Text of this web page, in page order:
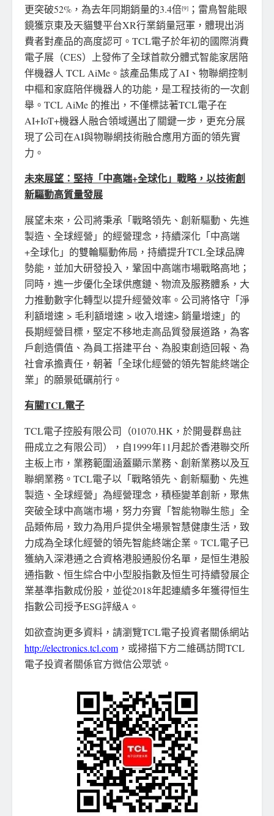
更突破52%，為去年同期銷量的3.4倍[9] ；雷鳥智能眼
鏡獲京東及天貓雙平台XR行業銷量冠軍，體現出消
費者對產品的高度認可。TCL電子於年初的國際消費
電子展（CES）上發佈了全球首款分體式智能家居陪
伴機器人 TCL AiMe。該產品集成了AI、物聯網控制
中樞和家庭陪伴機器人的功能，是工程技術的一次創
舉。TCL AiMe 的推出，不僅標誌著TCL電子在
AI+IoT+機器人融合領域邁出了關鍵一步，更充分展
現了公司在AI與物聯網技術融合應用方面的領先實
力。
未來展望：堅持「中高端+全球化」戰略，以技術創
新驅動高質量發展
展望未來，公司將秉承「戰略領先、創新驅動、先進
製造、全球經營」的經營理念，持續深化「中高端
+全球化」的雙輪驅動佈局，持續提升TCL全球品牌
勢能，並加大研發投入，鞏固中高端市場戰略高地；
同時，進一步優化全球供應鏈、物流及服務體系，大
力推動數字化轉型以提升經營效率。公司將恪守「淨
利額增速 > 毛利額增速 > 收入增速> 銷量增速」的
長期經營目標，堅定不移地走高品質發展道路，為客
戶創造價值、為員工搭建平台、為股東創造回報、為
社會承擔責任，朝著「全球化經營的領先智能終端企
業」的願景砥礪前行。
有關TCL電子
TCL電子控股有限公司（01070.HK，於開曼群島註
冊成立之有限公司），自1999年11月起於香港聯交所
主板上市，業務範圍涵蓋顯示業務、創新業務以及互
聯網業務。TCL電子以「戰略領先、創新驅動、先進
製造、全球經營」為經營理念，積極變革創新，聚焦
突破全球中高端市場，努力夯實「智能物聯生態」全
品類佈局，致力為用戶提供全場景智慧健康生活，致
力成為全球化經營的領先智能終端企業。TCL電子已
獲納入深港通之合資格港股通股份名單，是恒生港股
通指數、恒生綜合中小型股指數及恒生可持續發展企
業基準指數成份股，並從2018年起連續多年獲得恒生
指數公司授予ESG評級A。
如欲查詢更多資料，請瀏覽TCL電子投資者關係網站
http://electronics.tcl.com ，或掃描下方二維碼訪問TCL
電子投資者關係官方微信公眾號。